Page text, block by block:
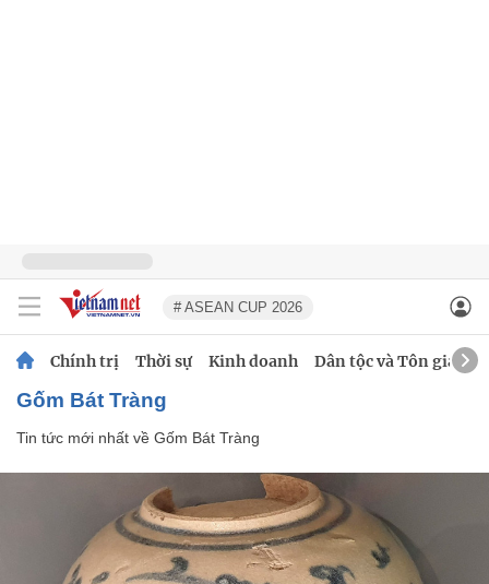
# ASEAN CUP 2026
Chính trị Thời sự Kinh doanh Dân tộc và Tôn giáo
Gốm Bát Tràng
Tin tức mới nhất về Gốm Bát Tràng